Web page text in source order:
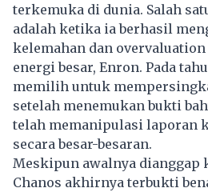
terkemuka di dunia. Salah
adalah ketika ia berhasil
kelemahan dan
energi besar, Enron. Pada
memilih untuk
setelah menemukan bukti
telah memanipulasi laporan
secara besar-besaran.
Meskipun awalnya dianggap
Chanos akhirnya terbukti